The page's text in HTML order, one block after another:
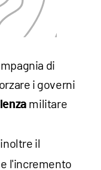
di
i governi
militare
il
l'incremento